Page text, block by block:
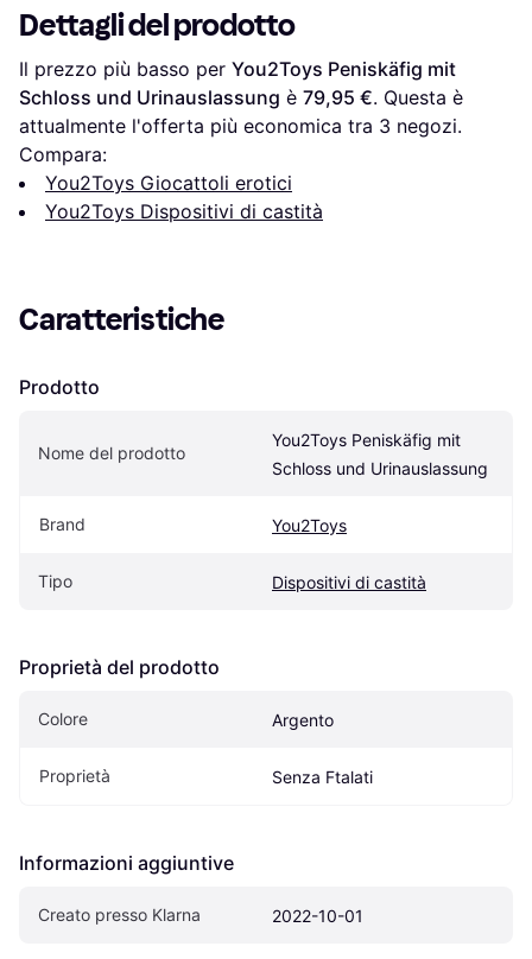
Dettagli del prodotto
Il prezzo più basso per You2Toys Peniskäfig mit
Schloss und Urinauslassung è 79,95 €. Questa è
attualmente l'offerta più economica tra 3 negozi.
Compara:
You2Toys Giocattoli erotici
You2Toys Dispositivi di castità
Caratteristiche
Prodotto
Nome del prodotto
You2Toys Peniskäfig mit
Schloss und Urinauslassung
Brand You2Toys
Tipo Dispositivi di castità
Proprietà del prodotto
Colore Argento
Proprietà Senza Ftalati
Informazioni aggiuntive
Creato presso Klarna 2022-10-01